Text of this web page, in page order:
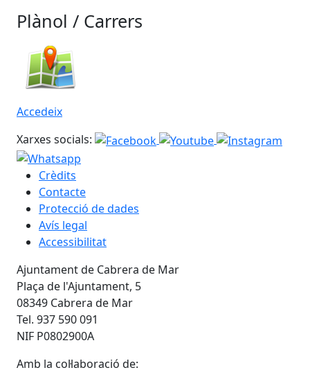
Plànol / Carrers
Accedeix
Xarxes socials:
Crèdits
Contacte
Protecció de dades
Avís legal
Accessibilitat
Ajuntament de Cabrera de Mar
Plaça de l'Ajuntament, 5
08349 Cabrera de Mar
Tel. 937 590 091
NIF P0802900A
Amb la col·laboració de: